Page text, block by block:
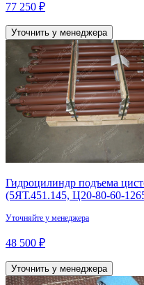
77 250 ₽
Уточнить у менеджера
Гидроцилиндр подъема
(5ЯТ.451.145, Ц20-80-60-
Уточняйте у менеджера
48 500 ₽
Уточнить у менеджера